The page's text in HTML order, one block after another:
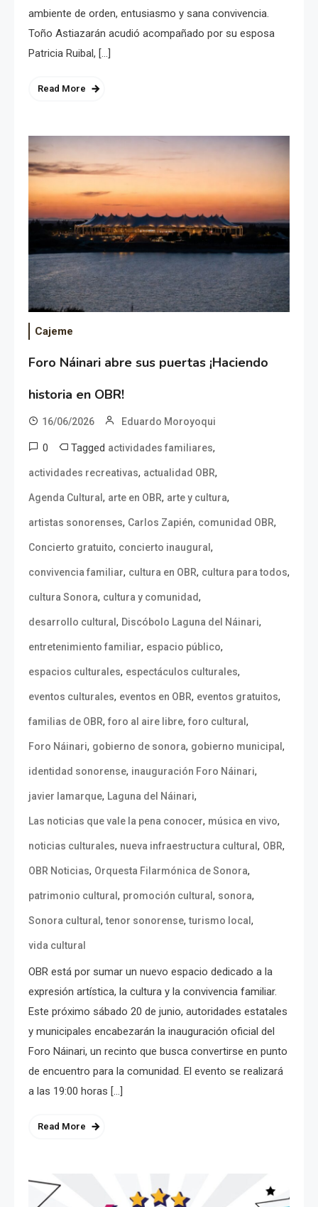
ambiente de orden, entusiasmo y sana convivencia.
Toño Astiazarán acudió acompañado por su esposa
Patricia Ruibal, […]
Read More
Cajeme
Foro Náinari abre sus puertas ¡Haciendo
historia en OBR!
16/06/2026 Eduardo Moroyoqui
0 Tagged actividades familiares,
actividades recreativas, actualidad OBR,
Agenda Cultural, arte en OBR, arte y cultura,
artistas sonorenses, Carlos Zapién, comunidad OBR,
Concierto gratuito, concierto inaugural,
convivencia familiar, cultura en OBR, cultura para todos,
cultura Sonora, cultura y comunidad,
desarrollo cultural, Discóbolo Laguna del Náinari,
entretenimiento familiar, espacio público,
espacios culturales, espectáculos culturales,
eventos culturales, eventos en OBR, eventos gratuitos,
familias de OBR, foro al aire libre, foro cultural,
Foro Náinari, gobierno de sonora, gobierno municipal,
identidad sonorense, inauguración Foro Náinari,
javier lamarque, Laguna del Náinari,
Las noticias que vale la pena conocer, música en vivo,
noticias culturales, nueva infraestructura cultural, OBR,
OBR Noticias, Orquesta Filarmónica de Sonora,
patrimonio cultural, promoción cultural, sonora,
Sonora cultural,tenor sonorense,turismo local,
vida cultural
OBR está por sumar un nuevo espacio dedicado a la
expresión artística, la cultura y la convivencia familiar.
Este próximo sábado 20 de junio, autoridades estatales
y municipales encabezarán la inauguración oficial del
Foro Náinari, un recinto que busca convertirse en punto
de encuentro para la comunidad. El evento se realizará
a las 19:00 horas […]
Read More